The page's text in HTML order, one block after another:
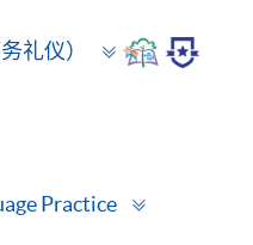
礼仪）
Toggle
panel
Practice